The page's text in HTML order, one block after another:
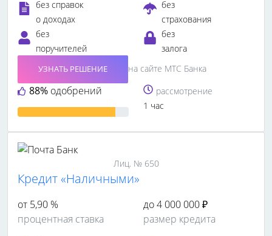
без справок
о доходах
без
страхования
без
поручителей
без
залога
88% одобрений
УЗНАТЬ РЕШЕНИЕ
на сайте МТС Банка
рассмотрение
1 час
Лиц. № 650
Кредит «Наличными»
от 5,90 %
процентная ставка
до 4 000 000 ₽
размер кредита